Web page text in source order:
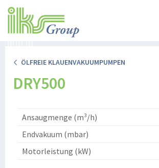
ÖLFREIE KLAUENVAKUUMPUMPEN
DRY500
Ansaugmenge (m³/h)
Endvakuum (mbar)
Motorleistung (kW)